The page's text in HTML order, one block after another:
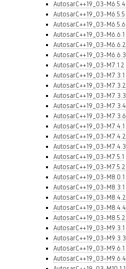
AutosarC++19_03-M6.5.4
AutosarC++19_03-M6.5.5
AutosarC++19_03-M6.5.6
AutosarC++19_03-M6.6.1
AutosarC++19_03-M6.6.2
AutosarC++19_03-M6.6.3
AutosarC++19_03-M7.1.2
AutosarC++19_03-M7.3.1
AutosarC++19_03-M7.3.2
AutosarC++19_03-M7.3.3
AutosarC++19_03-M7.3.4
AutosarC++19_03-M7.3.6
AutosarC++19_03-M7.4.1
AutosarC++19_03-M7.4.2
AutosarC++19_03-M7.4.3
AutosarC++19_03-M7.5.1
AutosarC++19_03-M7.5.2
AutosarC++19_03-M8.0.1
AutosarC++19_03-M8.3.1
AutosarC++19_03-M8.4.2
AutosarC++19_03-M8.4.4
AutosarC++19_03-M8.5.2
AutosarC++19_03-M9.3.1
AutosarC++19_03-M9.3.3
AutosarC++19_03-M9.6.1
AutosarC++19_03-M9.6.4